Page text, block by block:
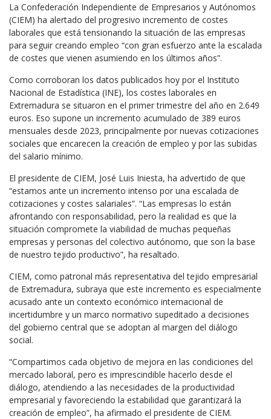
La Confederación Independiente de Empresarios y Autónomos
(CIEM) ha alertado del progresivo incremento de costes
laborales que está tensionando la situación de las empresas
para seguir creando empleo “con gran esfuerzo ante la escalada
de costes que vienen asumiendo en los últimos años”.
Como corroboran los datos publicados hoy por el Instituto
Nacional de Estadística (INE), los costes laborales en
Extremadura se situaron en el primer trimestre del año en 2.649
euros. Eso supone un incremento acumulado de 389 euros
mensuales desde 2023, principalmente por nuevas cotizaciones
sociales que encarecen la creación de empleo y por las subidas
del salario mínimo.
El presidente de CIEM, José Luis Iniesta, ha advertido de que
“estamos ante un incremento intenso por una escalada de
cotizaciones y costes salariales”. “Las empresas lo están
afrontando con responsabilidad, pero la realidad es que la
situación compromete la viabilidad de muchas pequeñas
empresas y personas del colectivo autónomo, que son la base
de nuestro tejido productivo”, ha resaltado.
CIEM, como patronal más representativa del tejido empresarial
de Extremadura, subraya que este incremento es especialmente
acusado ante un contexto económico internacional de
incertidumbre y un marco normativo supeditado a decisiones
del gobierno central que se adoptan al margen del diálogo
social.
“Compartimos cada objetivo de mejora en las condiciones del
mercado laboral, pero es imprescindible hacerlo desde el
diálogo, atendiendo a las necesidades de la productividad
empresarial y favoreciendo la estabilidad que garantizará la
creación de empleo”, ha afirmado el presidente de CIEM.